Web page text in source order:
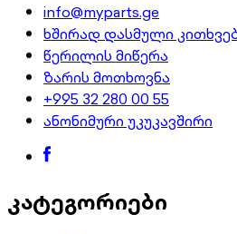
info@myparts.ge
ხშირად დასმული
წერილის მიწერა
ზარის მოთხოვნა
+995 32 280 00 55
ანონიმური უკუკავშირი
კატეგორიები